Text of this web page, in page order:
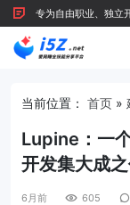
专为自由职业、独立
们
当前位置： 首页 »
Lupine：一
开发集大成
6月前 605